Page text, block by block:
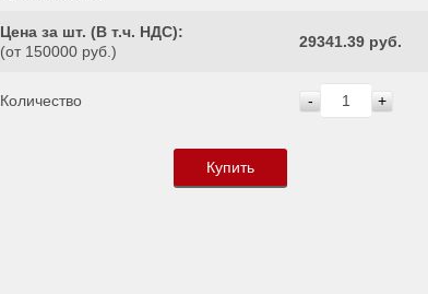
Цена за шт. (В т.ч. НДС):
(от 150000 руб.)
29341.39 руб.
Количество - +
Купить